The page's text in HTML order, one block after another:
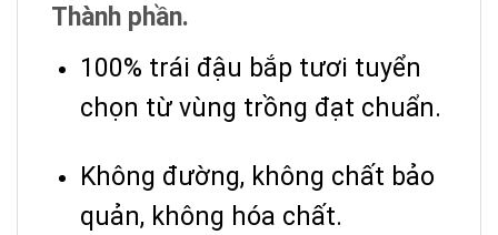
Thành phần.
100% trái đậu bắp tươi tuyển
chọn từ vùng trồng đạt chuẩn.
Không đường, không chất bảo
quản, không hóa chất.